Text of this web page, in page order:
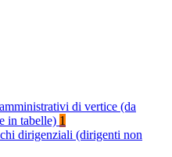
di vertice (da
in tabelle) 1
dirigenziali (dirigenti non